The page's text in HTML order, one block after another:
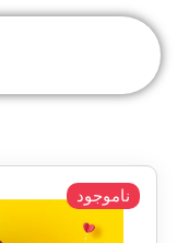
ناموجود